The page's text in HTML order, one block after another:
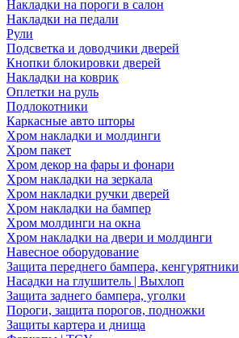
Накладки на пороги в салон
Накладки на педали
Рули
Подсветка и доводчики дверей
Кнопки блокировки дверей
Накладки на коврик
Оплетки на руль
Подлокотники
Каркасные авто шторы
Хром накладки и молдинги
Хром пакет
Хром декор на фары и фонари
Хром накладки на зеркала
Хром накладки ручки дверей
Хром накладки на бампер
Хром молдинги на окна
Хром накладки на двери и молдинги
Навесное оборудование
Защита переднего бампера, кенгурятники
Насадки на глушитель | Выхлоп
Защита заднего бампера, уголки
Пороги, защита порогов, подножки
Защиты картера и днища